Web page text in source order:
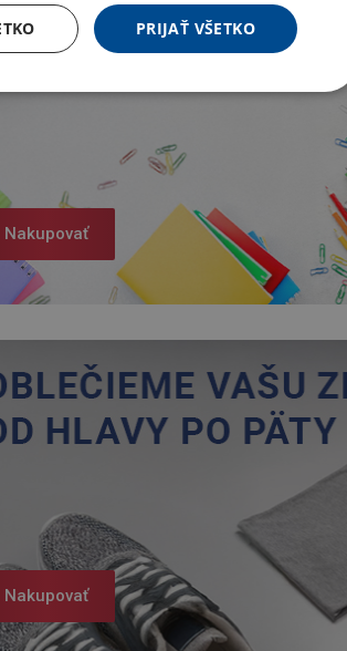
Nakupovať
Nakupovať
PRIJAŤ VŠETKO